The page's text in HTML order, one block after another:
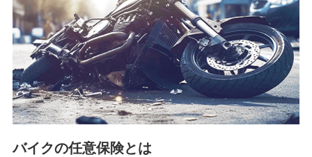
チューリッヒ少額短期保険株式会社
(https://www.zurichssi.co.jp/)
Tokio Marine X少額短期保険株式会社
(https://www.tokiomarine-x.co.jp/)
ペットメディカルサポート株式会社
(https://pshoken.co.jp/)
リトルファミリー少額短期保険株式会社
(https://www.littlefamily-ssi.com/)
2.共同募集を行う代理店から受領する個人情報
バイクの任意保険とは